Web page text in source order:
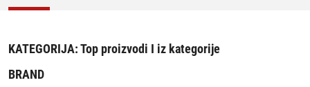
KATEGORIJA:Top proizvodi I iz kategorije
BRAND